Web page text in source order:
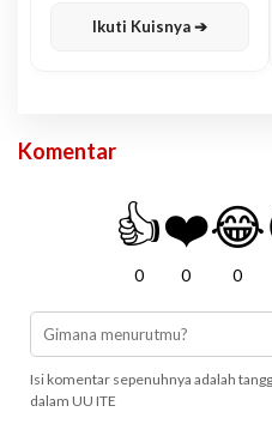
Ikuti Kuisnya ➔
Komentar
👍
0
❤️
0
😂
0
Isi komentar sepenuhnya adalah
dalam UU ITE